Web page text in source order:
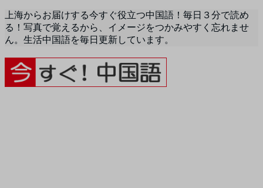
上海からお届けする今すぐ役立つ中国語！毎日３分で読め
る！写真で覚えるから、イメージをつかみやすく忘れませ
ん。生活中国語を毎日更新しています。